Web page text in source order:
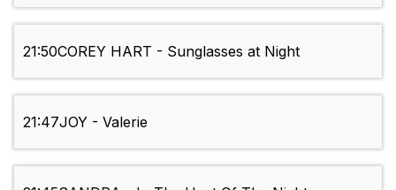
21:50COREY HART - Sunglasses at Night
21:47JOY - Valerie